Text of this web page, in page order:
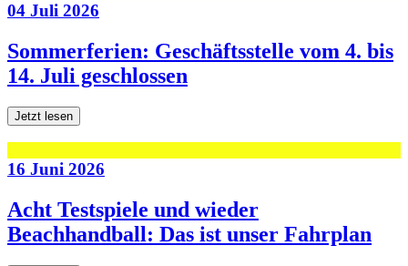
04 Juli 2026
Sommerferien: Geschäftsstelle vom 4. bis
14. Juli geschlossen
Jetzt lesen
16 Juni 2026
Acht Testspiele und wieder
Beachhandball: Das ist unser Fahrplan